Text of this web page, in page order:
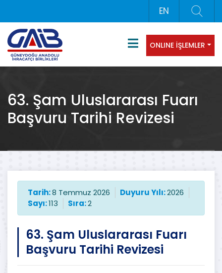
EN
ONLINE İŞLEMLER
63. Şam Uluslararası Fuarı
Başvuru Tarihi Revizesi
Tarih:8 Temmuz 2026 Duyuru Yılı:2026
Sayı:113 Sıra:2
63. Şam Uluslararası Fuarı
Başvuru Tarihi Revizesi